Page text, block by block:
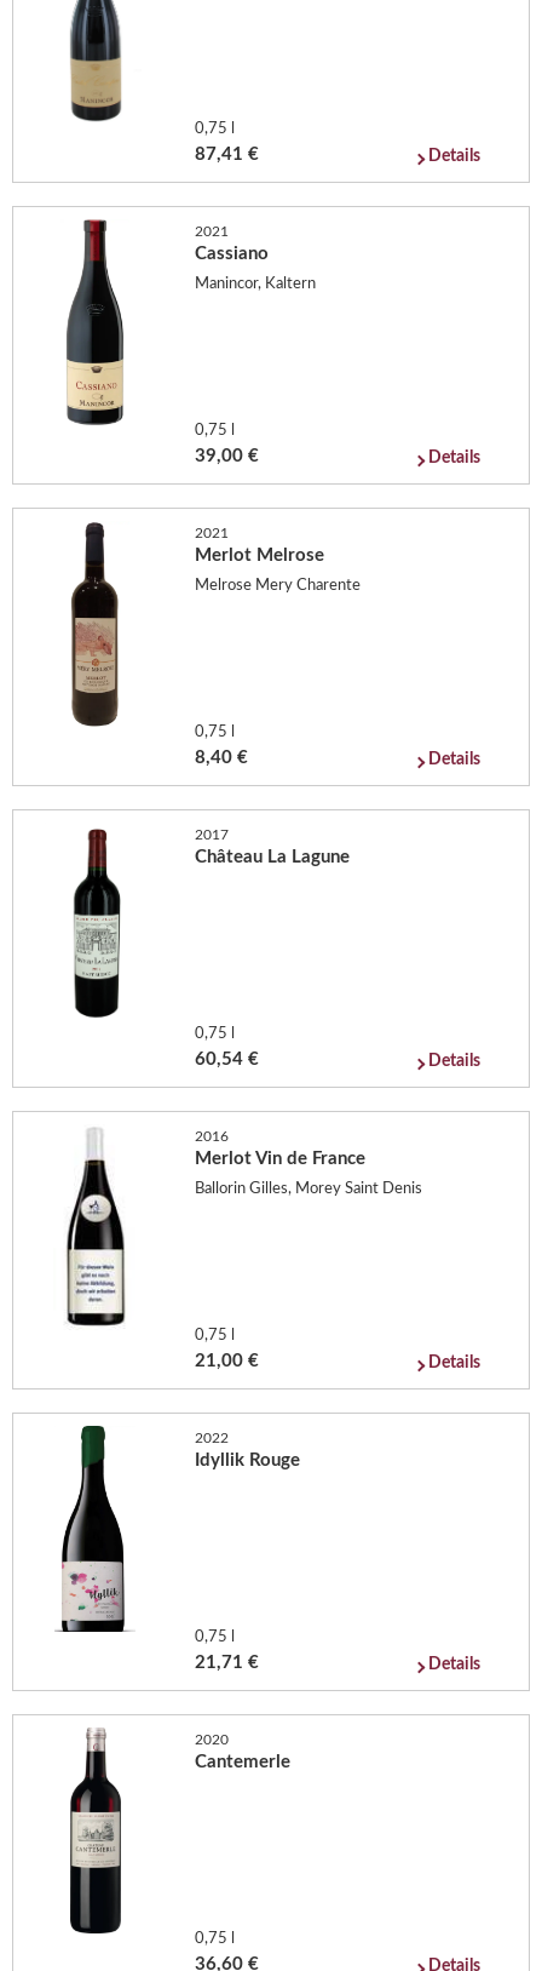
0,75 l
87,41 € Details
2021
Cassiano
Manincor, Kaltern
0,75 l
39,00 € Details
2021
Merlot Melrose
Melrose Mery Charente
0,75 l
8,40 € Details
2017
Château La Lagune
0,75 l
60,54 € Details
2016
Merlot Vin de France
Ballorin Gilles, Morey Saint Denis
0,75 l
21,00 € Details
2022
Idyllik Rouge
0,75 l
21,71 € Details
2020
Cantemerle
0,75 l
36,60 € Details